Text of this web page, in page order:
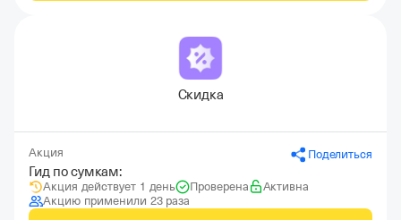
Скидка
Акция Поделиться
Гид по сумкам:
Акция действует 1 день Проверена
Активна
Акцию применили 23 раза